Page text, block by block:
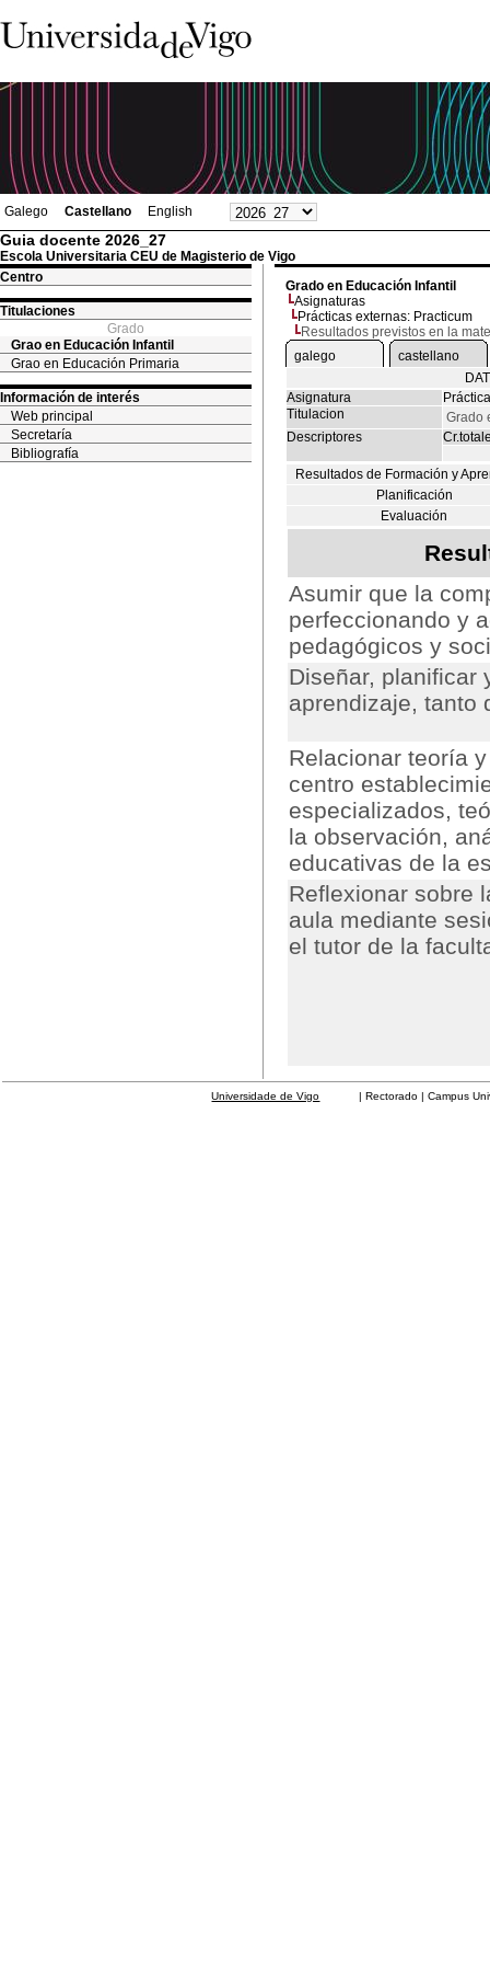
Galego Castellano English
Guia docente 2026_27
Escola Universitaria CEU de Magisterio de Vigo
Centro
Titulaciones
Grado
Grao en Educación Infantil
Grao en Educación Primaria
Información de interés
Web principal
Secretaría
Bibliografía
Grado en Educación Infantil
Asignaturas
Prácticas externas: Practicum
Resultados previstos en la
galego
castellano
Asignatura
Titulacion
Grado
Descriptores
Resultados de Formación y
Planificación
Evaluación
Asumir que la
perfeccionando y
pedagógicos y
Diseñar, planificar
aprendizaje, tanto
Relacionar teoría
centro
especializados,
la observación,
educativas de la
Reflexionar sobre
aula mediante
el tutor de la
Universidade de Vigo | Rectorado | Campus